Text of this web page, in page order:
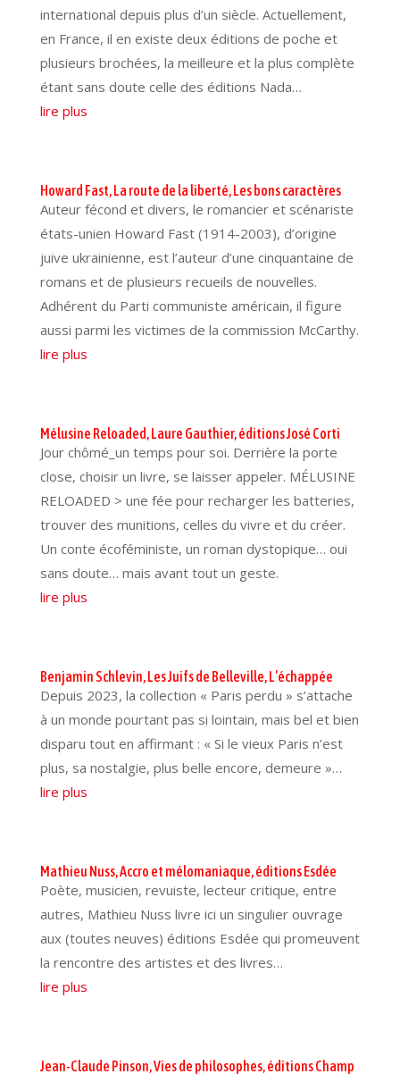
international depuis plus d’un siècle. Actuellement,
en France, il en existe deux éditions de poche et
plusieurs brochées, la meilleure et la plus complète
étant sans doute celle des éditions Nada…
lire plus
Howard Fast, La route de la liberté, Les bons caractères
Auteur fécond et divers, le romancier et scénariste
états-unien Howard Fast (1914-2003), d’origine
juive ukrainienne, est l’auteur d’une cinquantaine de
romans et de plusieurs recueils de nouvelles.
Adhérent du Parti communiste américain, il figure
aussi parmi les victimes de la commission McCarthy.
lire plus
Mélusine Reloaded, Laure Gauthier, éditions José Corti
Jour chômé_un temps pour soi. Derrière la porte
close, choisir un livre, se laisser appeler. MÉLUSINE
RELOADED > une fée pour recharger les batteries,
trouver des munitions, celles du vivre et du créer.
Un conte écoféministe, un roman dystopique… oui
sans doute… mais avant tout un geste.
lire plus
Benjamin Schlevin, Les Juifs de Belleville, L’échappée
Depuis 2023, la collection « Paris perdu » s’attache
à un monde pourtant pas si lointain, mais bel et bien
disparu tout en affirmant : « Si le vieux Paris n’est
plus, sa nostalgie, plus belle encore, demeure »…
lire plus
Mathieu Nuss, Accro et mélomaniaque, éditions Esdée
Poète, musicien, revuiste, lecteur critique, entre
autres, Mathieu Nuss livre ici un singulier ouvrage
aux (toutes neuves) éditions Esdée qui promeuvent
la rencontre des artistes et des livres…
lire plus
Jean-Claude Pinson, Vies de philosophes, éditions Champ